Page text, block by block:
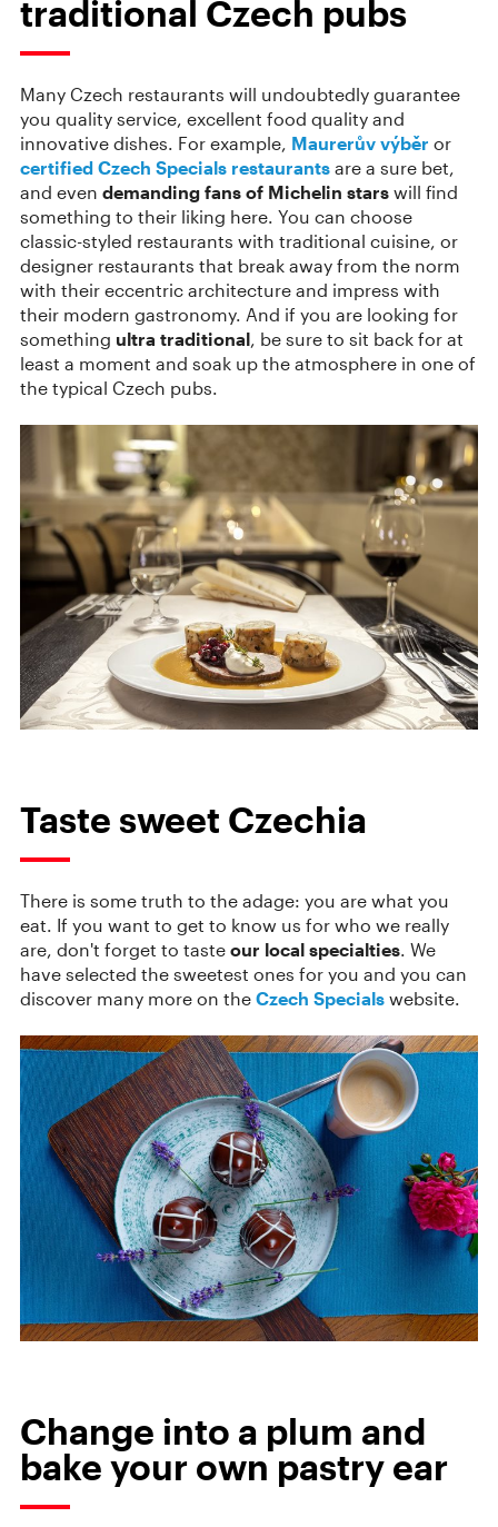
traditional Czech pubs
Many Czech restaurants will undoubtedly guarantee
you quality service, excellent food quality and
innovative dishes. For example, Maurerův výběr or
certified Czech Specials restaurants are a sure bet,
and even demanding fans of Michelin stars will find
something to their liking here. You can choose
classic-styled restaurants with traditional cuisine, or
designer restaurants that break away from the norm
with their eccentric architecture and impress with
their modern gastronomy. And if you are looking for
something ultra traditional , be sure to sit back for at
least a moment and soak up the atmosphere in one of
the typical Czech pubs.
Taste sweet Czechia
There is some truth to the adage: you are what you
eat. If you want to get to know us for who we really
are, don't forget to taste our local specialties. We
have selected the sweetest ones for you and you can
discover many more on the Czech Specials website.
Change into a plum and
bake your own pastry ear